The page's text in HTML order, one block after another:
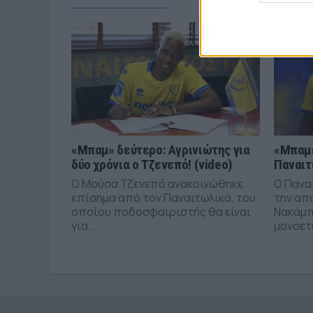
«Μπαμ» δεύτερο: Αγρινιώτης για
δύο χρόνια ο Τζενεπό! (video)
Ο Μούσα Τζενεπό ανακοινώθηκε
επίσημα από τον Παναιτωλικό, του
οποίου ποδοσφαιριστής θα είναι
για...
Ο
την